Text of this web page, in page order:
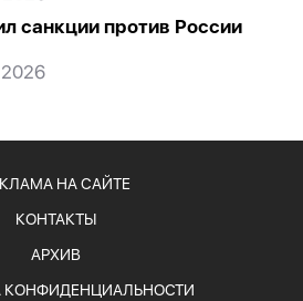
санкции против России
2026
НА САЙТЕ
КОНТАКТЫ
АРХИВ
КОНФИДЕНЦИАЛЬНОСТИ